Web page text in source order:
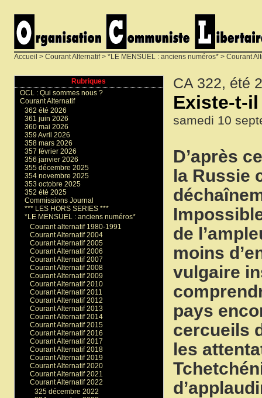
Accueil > Courant Alternatif> *LE MENSUEL : anciens numéros* > Courant
CA 322, été
Existe-t-
samedi 10
D’après
la Russie
de
moins
vulgaire
pays
cercueils
les
Rubriques
OCL : Qui sommes nous ?
Courant Alternatif
362 été 2026
361 juin 2026
360 mai 2026
359 Avril 2026
358 mars 2026
357 février 2026
356 janvier 2026
355 décembre 2025
354 novembre 2025
353 octobre 2025
352 été 2025
Commissions Journal
*** LES HORS SERIES ***
*LE MENSUEL : anciens numéros*
Courant alternatif 1980-1991
Courant Alternatif 2004
Courant Alternatif 2005
Courant Alternatif 2006
Courant Alternatif 2007
Courant Alternatif 2008
Courant Alternatif 2009
Courant Alternatif 2010
Courant Alternatif 2011
Courant Alternatif 2012
Courant Alternatif 2013
Courant Alternatif 2014
Courant Alternatif 2015
Courant Alternatif 2016
Courant Alternatif 2017
Courant Alternatif 2018
Courant Alternatif 2019
Courant Alternatif 2020
Courant Alternatif 2021
Courant Alternatif 2022
325 décembre 2022